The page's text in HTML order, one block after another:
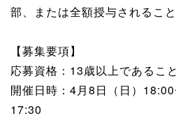
部、または全額授与されること
【募集要項】
応募資格：13歳以上であること
開催日時：4月8日（日）
17:30